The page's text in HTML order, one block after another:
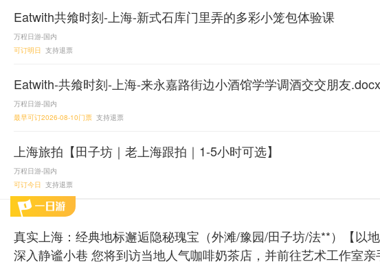
Eatwith共飨时刻-上海-新式石库门里弄的多彩小笼包体验课
万程日游-国内
可订明日 支持退票
Eatwith-共飨时刻-上海-来永嘉路街边小酒馆学学调酒交交朋友.docx
万程日游-国内
最早可订2026-08-10门票 支持退票
上海旅拍【田子坊｜老上海跟拍｜1-5小时可选】
万程日游-国内
可订今日 支持退票
真实上海：经典地标邂逅隐秘瑰宝（外滩/豫园/田子坊/法**）【
深入静谧小巷 您将到访当地人气咖啡奶茶店，并前往艺术工作室